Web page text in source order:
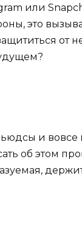
или
это
от
и вовсе
об этом